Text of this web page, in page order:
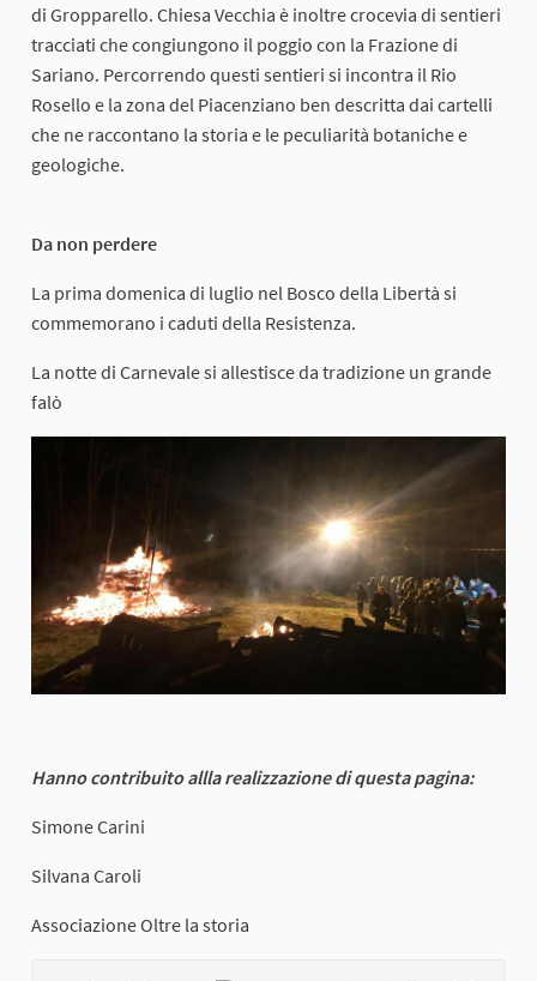
di Gropparello. Chiesa Vecchia è inoltre crocevia di sentieri
tracciati che congiungono il poggio con la Frazione di
Sariano. Percorrendo questi sentieri si incontra il Rio
Rosello e la zona del Piacenziano ben descritta dai cartelli
che ne raccontano la storia e le peculiarità botaniche e
geologiche.
Da non perdere
La prima domenica di luglio nel Bosco della Libertà si
commemorano i caduti della Resistenza.
La notte di Carnevale si allestisce da tradizione un grande
falò
Hanno contribuito allla realizzazione di questa pagina:
Simone Carini
Silvana Caroli
Associazione Oltre la storia